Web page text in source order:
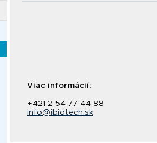
Viac informácií:
+421 2 54 77 44 88
info@ibiotech.sk